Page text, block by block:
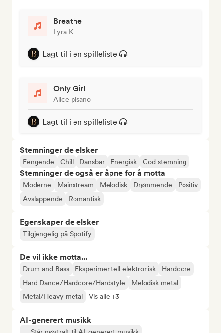
Breathe
Lyra K
Lagt til i en spilleliste
Only Girl
Alice pisano
Lagt til i en spilleliste
Stemninger de elsker
Fengende Chill Dansbar Energisk God stemning
Stemninger de også er åpne for å motta
Moderne Mainstream Melodisk Drømmende
Positiv
Avslappende
Romantisk
Egenskaper de elsker
Tilgjengelig på Spotify
De vil ikke motta...
Drum and Bass Eksperimentell elektronisk
Hardcore
Hard Dance/Hardcore/Hardstyle
Melodisk metal
Metal/Heavy metal
Vis alle +3
AI-generert musikk